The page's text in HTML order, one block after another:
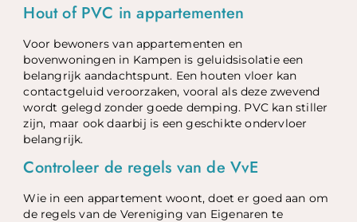
Hout of PVC in appartementen
Voor bewoners van appartementen en
bovenwoningen in Kampen is geluidsisolatie een
belangrijk aandachtspunt. Een houten vloer kan
contactgeluid veroorzaken, vooral als deze zwevend
wordt gelegd zonder goede demping. PVC kan stiller
zijn, maar ook daarbij is een geschikte ondervloer
belangrijk.
Controleer de regels van de VvE
Wie in een appartement woont, doet er goed aan om
de regels van de Vereniging van Eigenaren te